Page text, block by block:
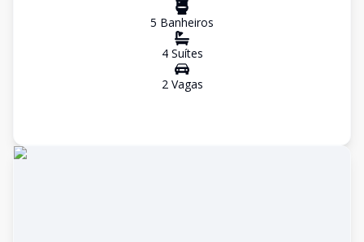
5 Banheiros
4Suítes
2Vagas